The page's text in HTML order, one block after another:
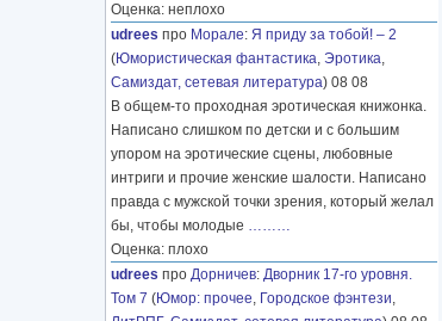
Оценка: неплохо
udrees про Морале: Я приду за тобой! – 2
(Юмористическая фантастика, Эротика,
Самиздат, сетевая литература) 08 08
В общем-то проходная эротическая книжонка.
Написано слишком по детски и с большим
упором на эротические сцены, любовные
интриги и прочие женские шалости. Написано
правда с мужской точки зрения, который желал
бы, чтобы молодые ………
Оценка: плохо
udrees про Дорничев: Дворник 17-го уровня.
Том 7 (Юмор: прочее, Городское фэнтези,